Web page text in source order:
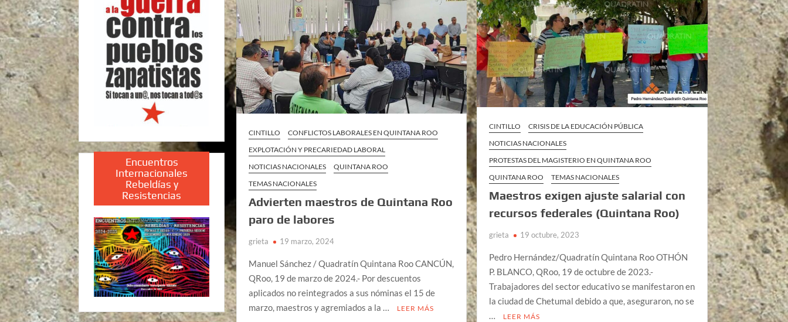
CINTILLO
CONFLICTOS LABORALES EN QUINTANA ROO
EXPLOTACIÓN Y PRECARIEDAD LABORAL
NOTICIAS NACIONALES
QUINTANA ROO
TEMAS NACIONALES
Advierten maestros de Quintana Roo
paro de labores
grieta 19 marzo, 2024
Manuel Sánchez / Quadratín Quintana Roo CANCÚN,
QRoo, 19 de marzo de 2024.- Por descuentos
aplicados no reintegrados a sus nóminas el 15 de
marzo, maestros y agremiados a la …
LEER MÁS
CINTILLO
CRISIS DE LA EDUCACIÓN PÚBLICA
NOTICIAS NACIONALES
PROTESTAS DEL MAGISTERIO EN QUINTANA ROO
QUINTANA ROO
TEMAS NACIONALES
Maestros exigen ajuste salarial con
recursos federales (Quintana Roo)
grieta 19 octubre, 2023
Pedro Hernández/Quadratín Quintana Roo OTHÓN
P. BLANCO, QRoo, 19 de octubre de 2023.-
Trabajadores del sector educativo se manifestaron en
la ciudad de Chetumal debido a que, aseguraron, no se
…
LEER MÁS
Encuentros
Internacionales
Rebeldías y
Resistencias